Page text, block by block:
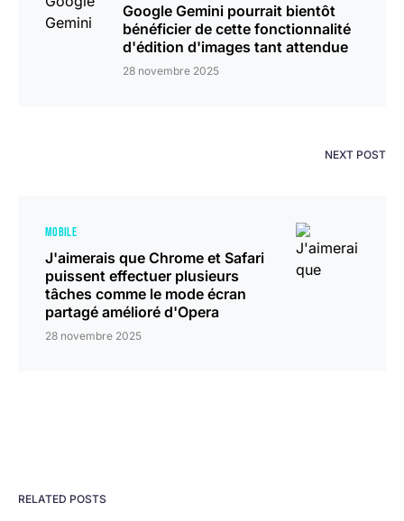
Google Gemini pourrait bientôt
bénéficier de cette fonctionnalité
d'édition d'images tant attendue
28 novembre 2025
NEXT POST
MOBILE
J'aimerais que Chrome et Safari
puissent effectuer plusieurs
tâches comme le mode écran
partagé amélioré d'Opera
28 novembre 2025
RELATED POSTS